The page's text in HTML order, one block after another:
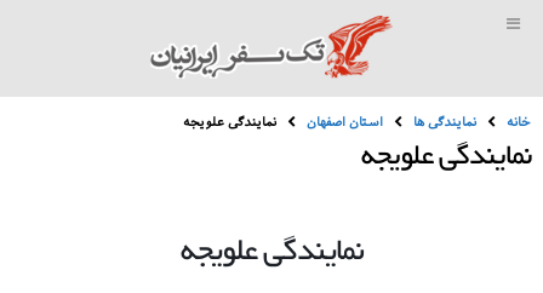
خانه نمایندگی ها استان اصفهان نمایندگی علویجه
نمایندگی علویجه
نمایندگی علویجه